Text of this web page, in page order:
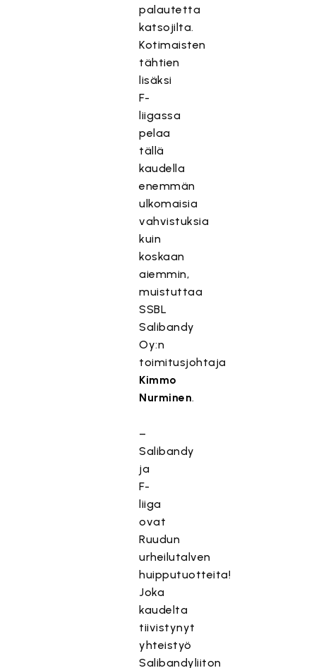
palautetta
katsojilta.
Kotimaisten
tähtien
lisäksi
F-
liigassa
pelaa
tällä
kaudella
enemmän
ulkomaisia
vahvistuksia
kuin
koskaan
aiemmin,
muistuttaa
SSBL
Salibandy
Oy:n
toimitusjohtaja
Kimmo
Nurminen.
–
Salibandy
ja
F-
liiga
ovat
Ruudun
urheilutalven
huipputuotteita!
Joka
kaudelta
tiivistynyt
yhteistyö
Salibandyliiton